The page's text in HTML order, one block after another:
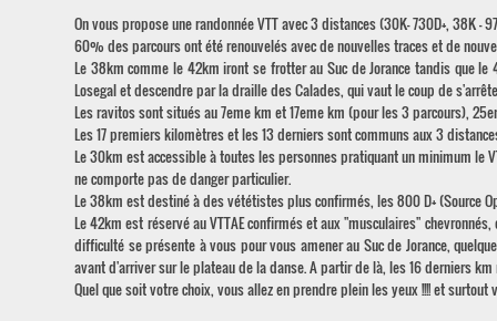
On vous propose une randonnée VTT avec 3 distances (30K- 730D+, 38K –
60% des parcours ont été renouvelés avec de nouvelles traces et de
Le 38km comme le 42km iront se frotter au Suc de Jorance tandis que
Losegal et descendre par la draille des Calades, qui vaut le coup de
Les ravitos sont situés au 7eme km et 17eme km (pour les 3 parcours),
Les 17 premiers kilomètres et les 13 derniers sont communs aux 3
Le 30km est accessible à toutes les personnes pratiquant un minimum le
ne comporte pas de danger particulier.
Le 38km est destiné à des vététistes plus confirmés, les 800 D+ (Source
Le 42km est réservé au VTTAE confirmés et aux "musculaires"
difficulté se présente à vous pour vous amener au Suc de Jorance,
avant d'arriver sur le plateau de la danse. A partir de là, les 16 derniers
Quel que soit votre choix, vous allez en prendre plein les yeux !!!! et